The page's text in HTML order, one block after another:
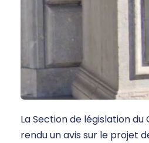
La Section de législation du
rendu un avis sur le projet